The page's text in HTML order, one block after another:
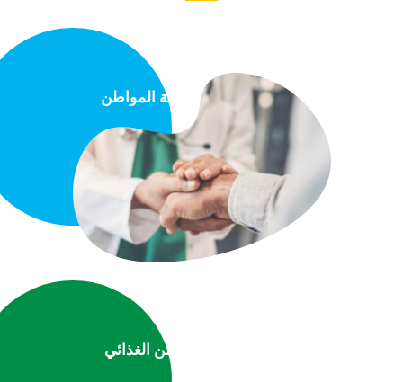
صحة المواطن
الأمن الغذائي